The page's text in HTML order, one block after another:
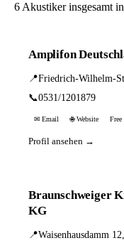
6 Akustiker insgesamt
Amplifon
📍Friedrich-Wilhelm-
📞0531/1201879
✉ Email 🌐 Website Free
Profil ansehen →
Braunschweiger
KG
📍Waisenhausdamm